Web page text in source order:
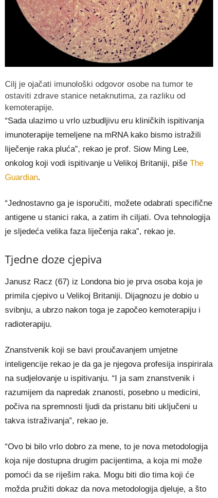
Cilj je ojačati imunološki odgovor osobe na tumor te
ostaviti zdrave stanice netaknutima, za razliku od
kemoterapije.
“Sada ulazimo u vrlo uzbudljivu eru kliničkih ispitivanja
imunoterapije temeljene na mRNA kako bismo istražili
liječenje raka pluća”, rekao je prof. Siow Ming Lee,
onkolog koji vodi ispitivanje u Velikoj Britaniji, piše The
Guardian.
“Jednostavno ga je isporučiti, možete odabrati specifične
antigene u stanici raka, a zatim ih ciljati. Ova tehnologija
je sljedeća velika faza liječenja raka”, rekao je.
Tjedne doze cjepiva
Janusz Racz (67) iz Londona bio je prva osoba koja je
primila cjepivo u Velikoj Britaniji. Dijagnozu je dobio u
svibnju, a ubrzo nakon toga je započeo kemoterapiju i
radioterapiju.
Znanstvenik koji se bavi proučavanjem umjetne
inteligencije rekao je da ga je njegova profesija inspirirala
na sudjelovanje u ispitivanju. “I ja sam znanstvenik i
razumijem da napredak znanosti, posebno u medicini,
počiva na spremnosti ljudi da pristanu biti uključeni u
takva istraživanja”, rekao je.
“Ovo bi bilo vrlo dobro za mene, to je nova metodologija
koja nije dostupna drugim pacijentima, a koja mi može
pomoći da se riješim raka. Mogu biti dio tima koji će
možda pružiti dokaz da nova metodologija djeluje, a što